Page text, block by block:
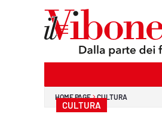
HOME PAGE CULTURA
CULTURA